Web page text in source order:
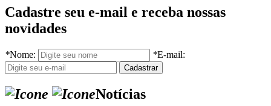
Cadastre seu e-mail e receba nossas
novidades
*Nome: *E-mail:
Notícias